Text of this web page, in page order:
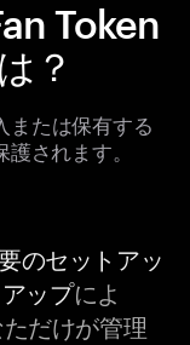
Token
？
たは保有する
されます。
のセットアッ
ップによ
だけが管理